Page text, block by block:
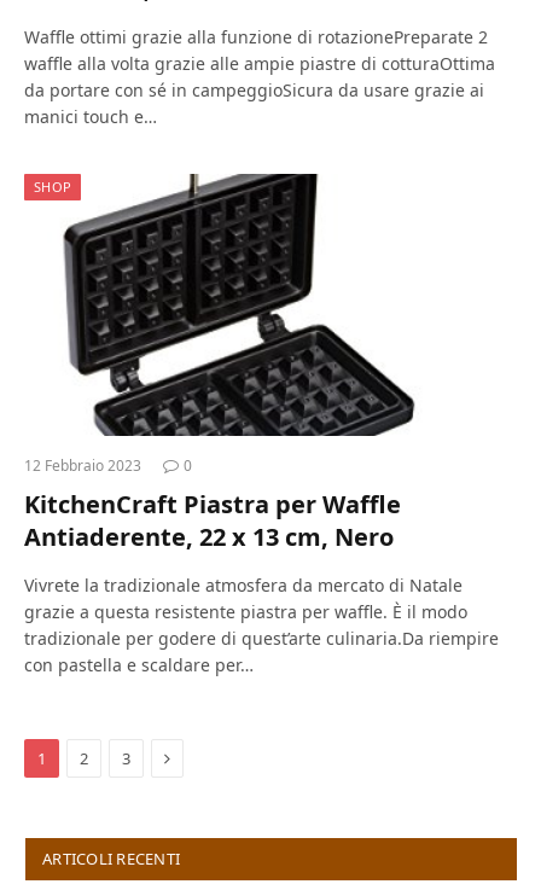
Waffle ottimi grazie alla funzione di rotazionePreparate 2
waffle alla volta grazie alle ampie piastre di cotturaOttima
da portare con sé in campeggioSicura da usare grazie ai
manici touch e…
SHOP
12 Febbraio 2023 0
KitchenCraft Piastra per Waffle
Antiaderente, 22 x 13 cm, Nero
Vivrete la tradizionale atmosfera da mercato di Natale
grazie a questa resistente piastra per waffle. È il modo
tradizionale per godere di quest’arte culinaria.Da riempire
con pastella e scaldare per…
1 2 3 Next
ARTICOLI RECENTI